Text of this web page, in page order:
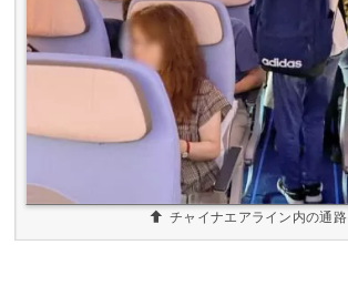
チャイナエアライン内の通路